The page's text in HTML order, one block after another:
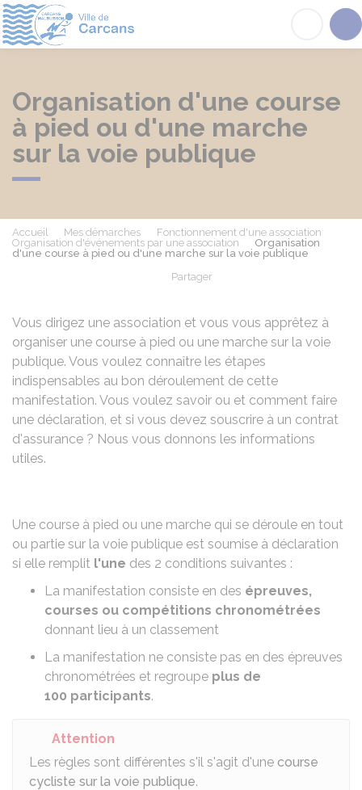
Organisation d'une course
à pied ou d'une marche
sur la voie publique
Accueil Mes démarches
Fonctionnement d'une association
Organisation d'événements par une association
Organisation
d'une course à pied ou d'une marche sur la voie publique
Partager
Vous dirigez une association et vous vous apprêtez à
organiser une course à pied ou une marche sur la voie
publique. Vous voulez connaître les étapes
indispensables au bon déroulement de cette
manifestation. Vous voulez savoir ou et comment faire
une déclaration, et si vous devez souscrire à un contrat
d'assurance ? Nous vous donnons les informations
utiles.
Une course à pied ou une marche qui se déroule en tout
ou partie sur la voie publique est soumise à déclaration
si elle remplit l'une des 2 conditions suivantes :
La manifestation consiste en des épreuves,
courses ou compétitions chronométrées
donnant lieu à un classement
La manifestation ne consiste pas en des épreuves
chronométrées et regroupe plus de
100 participants.
Attention
Les règles sont différentes s'il s'agit d'une course
cycliste sur la voie publique.